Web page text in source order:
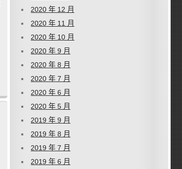
2020 年 12 月
2020 年 11 月
2020 年 10 月
2020 年 9 月
2020 年 8 月
2020 年 7 月
2020 年 6 月
2020 年 5 月
2019 年 9 月
2019 年 8 月
2019 年 7 月
2019 年 6 月